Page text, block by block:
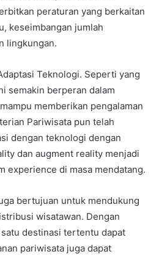
peraturan yang berkaitan
keseimbangan jumlah
lingkungan.
Teknologi. Seperti yang
semakin berperan dalam
memberikan pengalaman
Pariwisata pun telah
dengan teknologi dengan
dan augment reality menjadi
experience di masa mendatang.
bertujuan untuk mendukung
wisatawan. Dengan
destinasi tertentu dapat
pariwisata juga dapat